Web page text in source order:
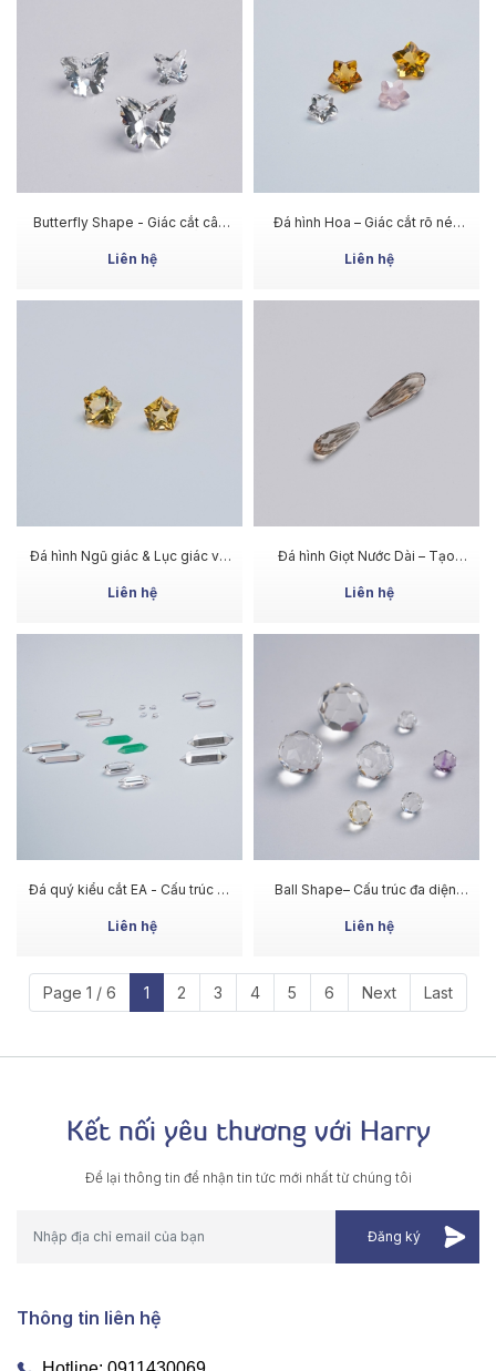
MUA NGAY
Butterfly Shape - Giác cắt cân
Liên hệ
MUA NGAY
Đá hình Hoa – Giác cắt rõ nét,
Liên hệ
MUA NGAY
Đá hình Ngũ giác & Lục giác với
cắt bên trong
Liên hệ
MUA NGAY
Đá hình Giọt Nước Dài – Tạo
Liên hệ
MUA NGAY
Đá quý kiểu cắt EA - Cấu trúc rõ
Liên hệ
MUA NGAY
Ball Shape– Cấu trúc đa diện,
Liên hệ
Page 1 / 6 1 2 3 4 5 6 Next Last
Kết nối yêu thương với Harry
Để lại thông tin để nhận tin tức mới nhất từ chúng tôi
Thông tin liên hệ